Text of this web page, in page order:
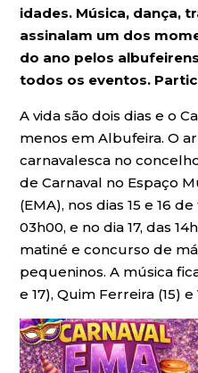
idades. Música, dança,
assinalam um dos
do ano pelos
todos os eventos.
A vida são dois dias e o
menos em Albufeira. O
carnavalesca no
de Carnaval no Espaço
(EMA), nos dias 15 e 16
03h00, e no dia 17, das
matiné e concurso de
pequeninos. A música
e 17), Quim Ferreira (15)